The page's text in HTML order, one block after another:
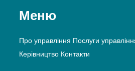
Меню
Про управління Послуги
Керівництво Контакти